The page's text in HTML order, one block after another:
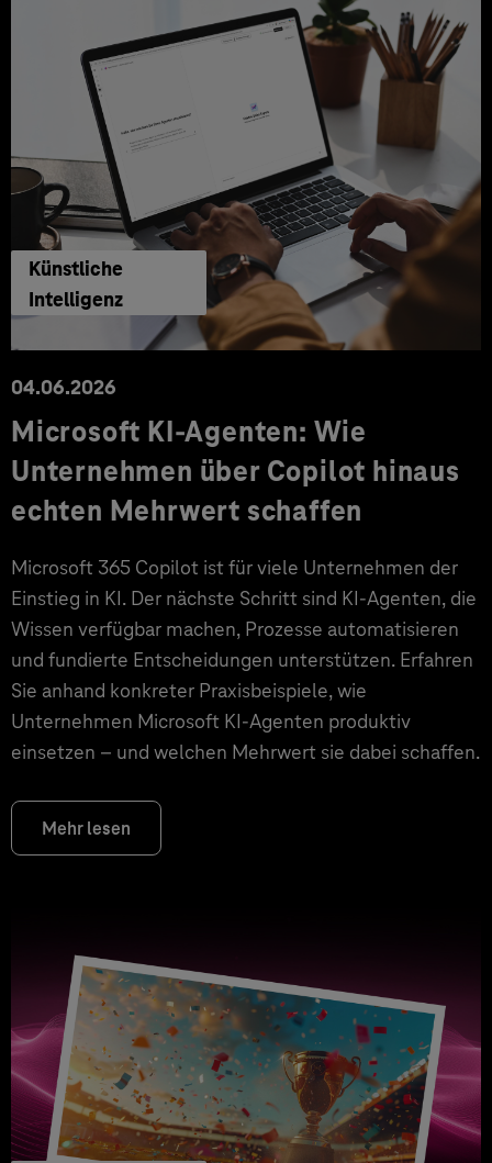
Künstliche
Intelligenz
04.06.2026
Microsoft KI-Agenten: Wie
Unternehmen über Copilot hinaus
echten Mehrwert schaffen
Microsoft 365 Copilot ist für viele Unternehmen der
Einstieg in KI. Der nächste Schritt sind KI-Agenten, die
Wissen verfügbar machen, Prozesse automatisieren
und fundierte Entscheidungen unterstützen. Erfahren
Sie anhand konkreter Praxisbeispiele, wie
Unternehmen Microsoft KI-Agenten produktiv
einsetzen – und welchen Mehrwert sie dabei schaffen.
Mehr lesen